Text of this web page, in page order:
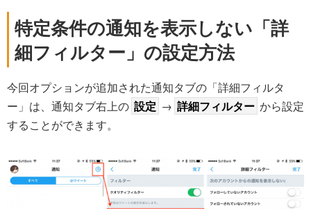
特定条件の通知を表示しない「詳
細フィルター」の設定方法
今回オプションが追加された通知タブの「詳細フィルタ
ー」は、通知タブ右上の 設定 → 詳細フィルター から設定
することができます。